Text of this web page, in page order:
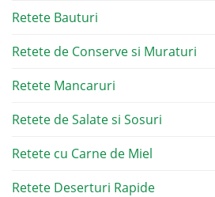
Retete Bauturi
Retete de Conserve si Muraturi
Retete Mancaruri
Retete de Salate si Sosuri
Retete cu Carne de Miel
Retete Deserturi Rapide